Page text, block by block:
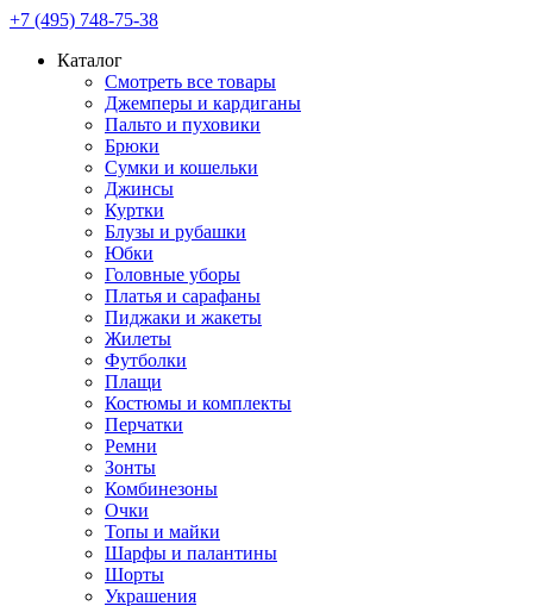
+7 (495) 748-75-38
Каталог
Смотреть все товары
Джемперы и кардиганы
Пальто и пуховики
Брюки
Сумки и кошельки
Джинсы
Куртки
Блузы и рубашки
Юбки
Головные уборы
Платья и сарафаны
Пиджаки и жакеты
Жилеты
Футболки
Плащи
Костюмы и комплекты
Перчатки
Ремни
Зонты
Комбинезоны
Очки
Топы и майки
Шарфы и палантины
Шорты
Украшения